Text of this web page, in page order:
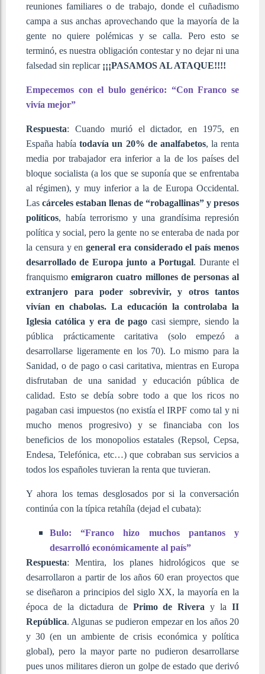
reuniones familiares o de trabajo, donde el cuñadismo
campa a sus anchas aprovechando que la mayoría de la
gente no quiere polémicas y se calla. Pero esto se
terminó, es nuestra obligación contestar y no dejar ni una
falsedad sin replicar¡¡¡PASAMOS AL ATAQUE!!!!
Empecemos con el bulo genérico: “Con Franco se
vivía mejor”
Respuesta: Cuando murió el dictador, en 1975, en
España habíatodavía un 20% de analfabetos, la renta
media por trabajador era inferior a la de los países del
bloque socialista (a los que se suponía que se enfrentaba
al régimen), y muy inferior a la de Europa Occidental.
Las cárceles estaban llenas de “robagallinas” y presos
políticos, había terrorismo y una grandísima represión
política y social, pero la gente no se enteraba de nada por
la censura y engeneral era considerado el país menos
desarrollado de Europa junto a Portugal. Durante el
franquismoemigraron cuatro millones de personas al
extranjero para poder sobrevivir, y otros tantos
vivían en chabolas. La educación la controlaba la
Iglesia católica y era de pago casi siempre, siendo la
pública prácticamente caritativa (solo empezó a
desarrollarse ligeramente en los 70). Lo mismo para la
Sanidad, o de pago o casi caritativa, mientras en Europa
disfrutaban de una sanidad y educación pública de
calidad. Esto se debía sobre todo a que los ricos no
pagaban casi impuestos (no existía el IRPF como tal y ni
mucho menos progresivo) y se financiaba con los
beneficios de los monopolios estatales (Repsol, Cepsa,
Endesa, Telefónica, etc…) que cobraban sus servicios a
todos los españoles tuvieran la renta que tuvieran.
Y ahora los temas desglosados por si la conversación
continúa con la típica retahíla (dejad el cubata):
Bulo: “Franco hizo muchos pantanos y
desarrolló económicamente al país”
Respuesta: Mentira, los planes hidrológicos que se
desarrollaron a partir de los años 60 eran proyectos que
se diseñaron a principios del siglo XX, la mayoría en la
época de la dictadura de Primo de Rivera y laII
República. Algunas se pudieron empezar en los años 20
y 30 (en un ambiente de crisis económica y política
global), pero la mayor parte no pudieron desarrollarse
pues unos militares dieron un golpe de estado que derivó